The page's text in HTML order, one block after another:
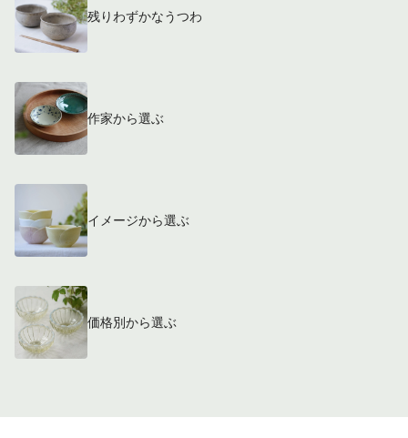
残りわずかなうつわ
作家から選ぶ
イメージから選ぶ
価格別から選ぶ